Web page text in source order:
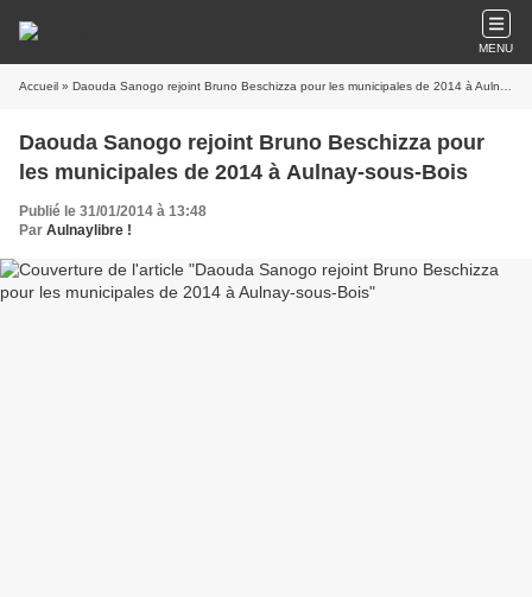
MENU
Accueil » Daouda Sanogo rejoint Bruno Beschizza pour les municipales de 2014 à Aulnay-sous-Bois
Daouda Sanogo rejoint Bruno Beschizza pour
les municipales de 2014 à Aulnay-sous-Bois
Publié le 31/01/2014 à 13:48
Par Aulnaylibre !